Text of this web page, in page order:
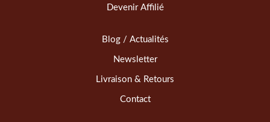
Devenir Affilié
Blog / Actualités
Newsletter
Livraison & Retours
Contact